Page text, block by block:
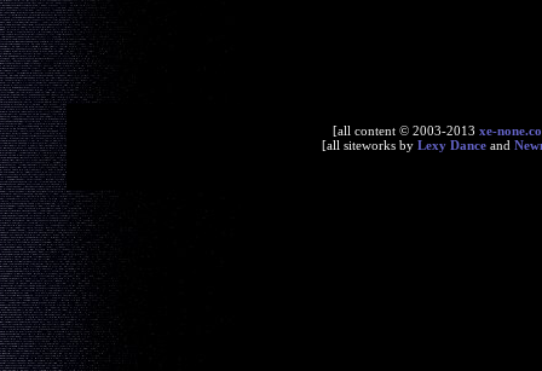
[all content © 2003-2013 xe-
[all siteworks by Lexy Danceand